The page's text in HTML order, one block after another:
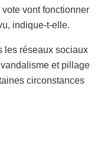
vont fonctionner
indique-t-elle.
les réseaux sociaux
et pillage
circonstances